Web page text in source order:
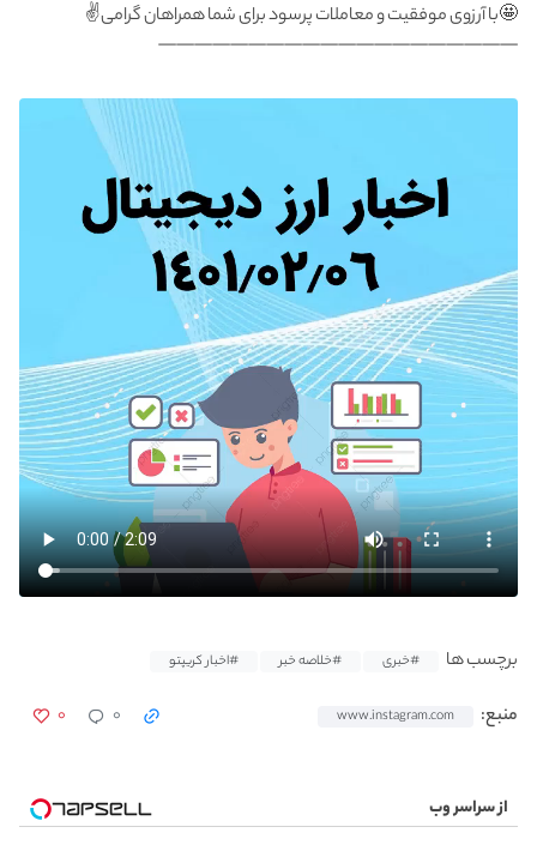
🤩با آرزوى موفقيت و معاملات پرسود براى شما همراهان گرامى✌️
————————————————————
برچسب ها #خبری #خلاصه خبر #اخبار کریپتو
منبع: www.instagram.com ۰ ۰
از سراسر وب